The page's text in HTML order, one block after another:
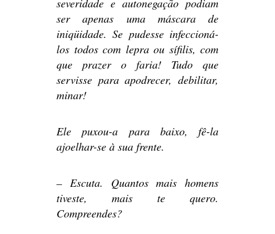
ser apenas uma máscara de
iniqüidade. Se pudesse infeccioná-
los todos com lepra ou sífilis, com
que prazer o faria! Tudo que
servisse para apodrecer, debilitar,
minar!
Ele puxou-a para baixo, fê-la
ajoelhar-se à sua frente.
– Escuta. Quantos mais homens
tiveste, mais te quero.
Compreendes?